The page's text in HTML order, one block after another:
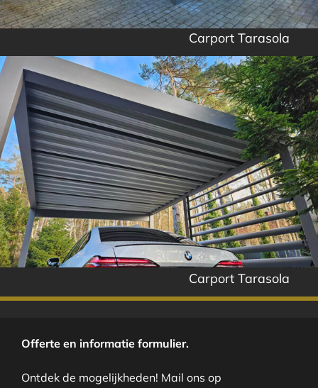
Carport Tarasola
Carport Tarasola
Offerte en informatie formulier.
Ontdek de mogelijkheden! Mail ons op